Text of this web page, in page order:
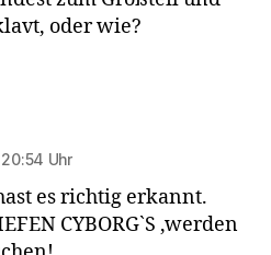
oder wie?
Uhr
es richtig erkannt.
CYBORG`S ,werden